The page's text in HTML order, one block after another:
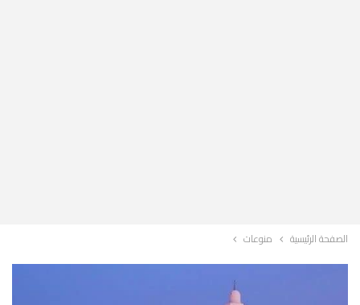
الصفحة الرئيسية منوعات